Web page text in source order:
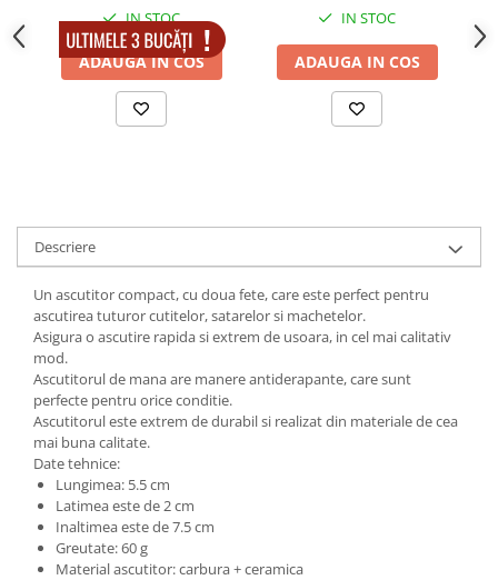
Accesori casa & gradina
Accesorii gratar
Accesorii mese si scaune
Articole ambalare
Ascutitoare si seturi de ascutire
cutite
Electrocasnice
Incubatoare oua
Mori cereale si furaje
ELECTRONICE
Baterii telefoane
Baterii si acumulatori
Stative
Cantare electronice comerciale
IN STOC
ADAUGA IN COS
IN STOC
ADAUGA IN COS
Descriere
Un ascutitor compact, cu doua fete, care este perfect pentru
ascutirea tuturor cutitelor, satarelor si machetelor.
Asigura o ascutire rapida si extrem de usoara, in cel mai calitativ
mod.
Ascutitorul de mana are manere antiderapante, care sunt
perfecte pentru orice conditie.
Ascutitorul este extrem de durabil si realizat din materiale de cea
mai buna calitate.
Date tehnice:
Lungimea: 5.5 cm
Latimea este de 2 cm
Inaltimea este de 7.5 cm
Greutate: 60 g
Material ascutitor: carbura + ceramica